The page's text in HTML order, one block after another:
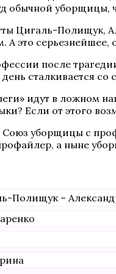
обычной уборщицы,
Цигаль-Полищук,
это серьезнейшее,
после
сталкивается
идут в ложном
Если от этого
уборщицы с
а ныне
Полищук –